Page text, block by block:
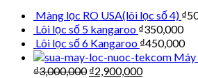
Màng lọc RO USA(lõi lọc số 4) ₫
Lõi lọc số 5 kangaroo ₫350,000
Lõi lọc số 6 Kangaroo ₫450,000
₫3,000,000 ₫2,900,000